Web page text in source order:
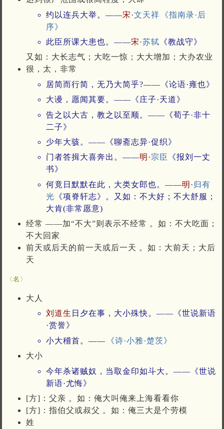
约以连兵大举。——宋·文天祥
《指南录·后
序》
此臣所课大患也。——宋·苏轼 《教战守》
又如：大长志气；大吃一惊；大大增加；大办农业
很，太，非常
居简而行简，无乃大简乎?——《论语·雍也》
大谩，愿闻其要。——《庄子·天道》
告之以大古，教之以至顺。——《荀子·非十
二子》
少年大骇。——《聊斋志异·促织》
门者答揖大喜奔出。——明 ·宗臣
《报刘一丈
书》
何竟日默默在此，大类女郎也。——明 ·归有
光 《项脊轩志》。又如：不大好；不大舒服；
大肯(非常愿意)
经常 ——加“不大”则表示不经常 。如：不大吃面；
不大回家
前天或后天的前一天或后一天 。如：大前天；大后
天
〈名〉
大人
刘道生 日夕在事，大小殊快。——《世说新语
·赏誉》
小大稽首。——
《诗·小雅·楚茨》
大小
今年杀诸贼奴，当取金印如斗大。——《世说
新语·尤悔》
[方]：父亲 。如：俺大叫俺来上海看看你
[方]：指伯父或叔父 。如：俺三大是个劳模
姓